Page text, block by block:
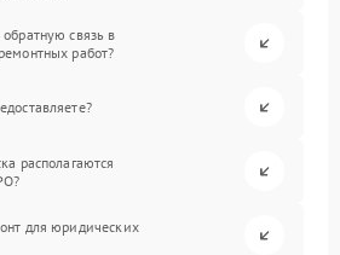
связь в
работ?
располагаются
для юридических